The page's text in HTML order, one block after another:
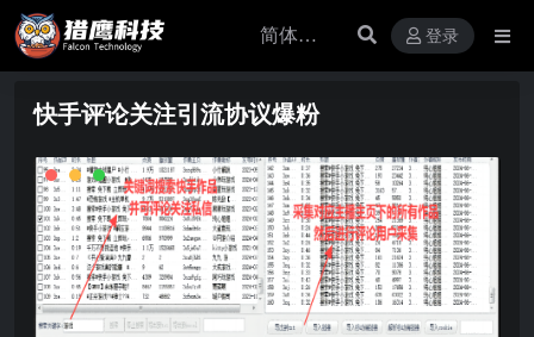
登录
快手评论关注引流协议爆粉